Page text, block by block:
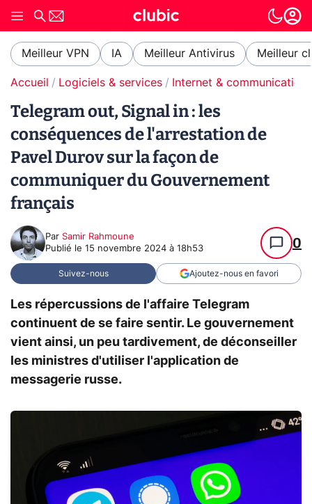
Meilleur VPN IA Meilleur Antivirus Meilleur
Accueil Logiciels & services Internet & communication
Telegram out, Signal in : les
conséquences de l'arrestation de
Pavel Durov sur la façon de
communiquer du Gouvernement
français
Par Samir Rahmoune
Publié le 15 novembre 2024 à 18h53 0
Suivez-nous Ajoutez-nous en favori
Les répercussions de l'affaire Telegram
continuent de se faire sentir. Le gouvernement
vient ainsi, un peu tardivement, de déconseiller
les ministres d'utiliser l'application de
messagerie russe.